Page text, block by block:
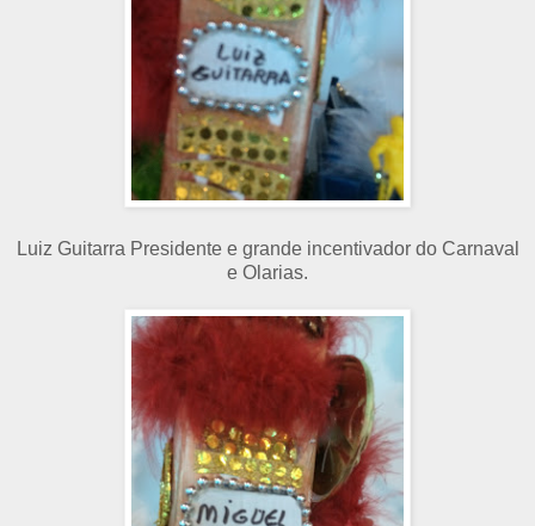
Luiz Guitarra Presidente e grande incentivador do Carnaval
e Olarias.